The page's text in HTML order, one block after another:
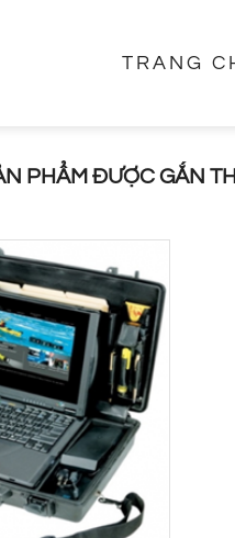
TRANG
PHẨM ĐƯỢC GẮN